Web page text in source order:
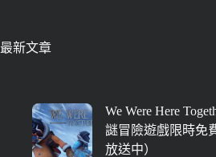
最新文章
We Were Here
謎冒險遊戲限時免
放送中）